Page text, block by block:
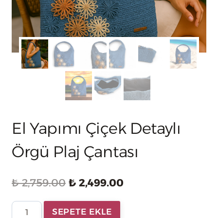
El Yapımı Çiçek Detaylı
Örgü Plaj Çantası
₺2,759.00 Orijinal
fiyat:
₺ 2,759.00.
₺ 2,499.00
El
SEPETE EKLE